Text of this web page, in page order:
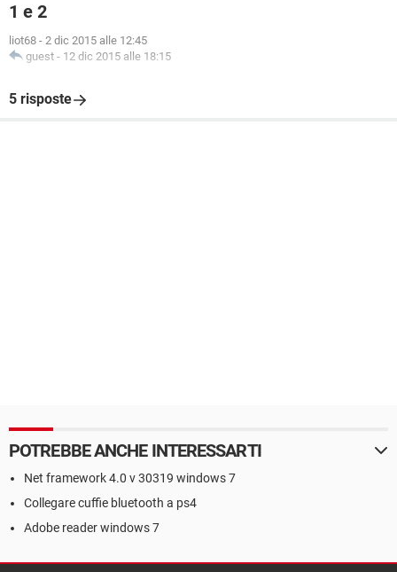
1 e 2
liot68 - 2 dic 2015 alle 12:45
guest - 12 dic 2015 alle 18:15
5 risposte
POTREBBE ANCHE INTERESSARTI
Net framework 4.0 v 30319 windows 7
Collegare cuffie bluetooth a ps4
Adobe reader windows 7